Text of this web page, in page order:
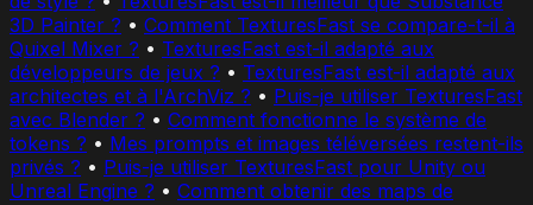
3D Painter ? • Comment TexturesFast se compare-t-il à
Quixel Mixer ? • TexturesFast est-il adapté aux
développeurs de jeux ? • TexturesFast est-il adapté aux
architectes et à l'ArchViz ? • Puis-je utiliser TexturesFast
avec Blender ? • Comment fonctionne le système de
tokens ? • Mes prompts et images téléversées restent-ils
privés ? • Puis-je utiliser TexturesFast pour Unity ou
Unreal Engine ? • Comment obtenir des maps de